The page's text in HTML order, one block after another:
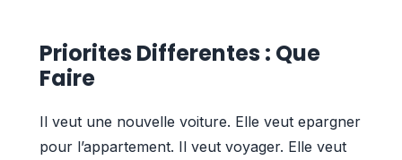
Priorites Differentes : Que
Faire
Il veut une nouvelle voiture. Elle veut epargner
pour l’appartement. Il veut voyager. Elle veut